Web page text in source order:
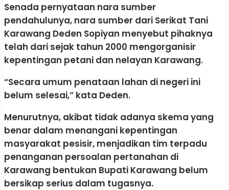
Senada pernyataan nara sumber
pendahulunya, nara sumber dari Serikat Tani
Karawang Deden Sopiyan menyebut pihaknya
telah dari sejak tahun 2000 mengorganisir
kepentingan petani dan nelayan Karawang.
“Secara umum penataan lahan di negeri ini
belum selesai,” kata Deden.
Menurutnya, akibat tidak adanya skema yang
benar dalam menangani kepentingan
masyarakat pesisir, menjadikan tim terpadu
penanganan persoalan pertanahan di
Karawang bentukan Bupati Karawang belum
bersikap serius dalam tugasnya.